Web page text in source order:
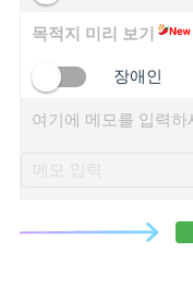
목적지 미리 보기
장애인
여기에 메모를 입력하